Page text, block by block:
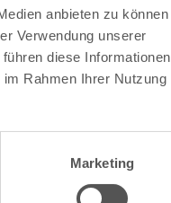
anbieten zu können
Verwendung unserer
diese Informationen
Rahmen Ihrer Nutzung
Marketing